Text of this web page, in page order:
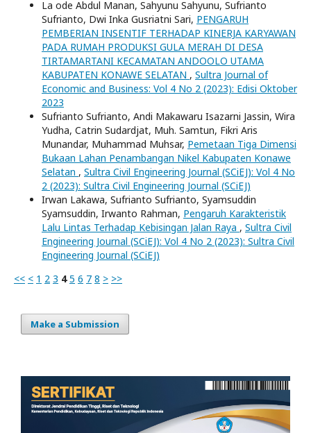
La ode Abdul Manan, Sahyunu Sahyunu, Sufrianto
Sufrianto, Dwi Inka Gusriatni Sari, PENGARUH
PEMBERIAN INSENTIF TERHADAP KINERJA KARYAWAN
PADA RUMAH PRODUKSI GULA MERAH DI DESA
TIRTAMARTANI KECAMATAN ANDOOLO UTAMA
KABUPATEN KONAWE SELATAN , Sultra Journal of
Economic and Business: Vol 4 No 2 (2023): Edisi Oktober
2023
Sufrianto Sufrianto, Andi Makawaru Isazarni Jassin, Wira
Yudha, Catrin Sudardjat, Muh. Samtun, Fikri Aris
Munandar, Muhammad Muhsar, Pemetaan Tiga Dimensi
Bukaan Lahan Penambangan Nikel Kabupaten Konawe
Selatan , Sultra Civil Engineering Journal (SCiEJ): Vol 4 No
2 (2023): Sultra Civil Engineering Journal (SCiEJ)
Irwan Lakawa, Sufrianto Sufrianto, Syamsuddin
Syamsuddin, Irwanto Rahman, Pengaruh Karakteristik
Lalu Lintas Terhadap Kebisingan Jalan Raya , Sultra Civil
Engineering Journal (SCiEJ): Vol 4 No 2 (2023): Sultra Civil
Engineering Journal (SCiEJ)
<< < 1 2 3 4 5 6 7 8 > >>
Make a Submission